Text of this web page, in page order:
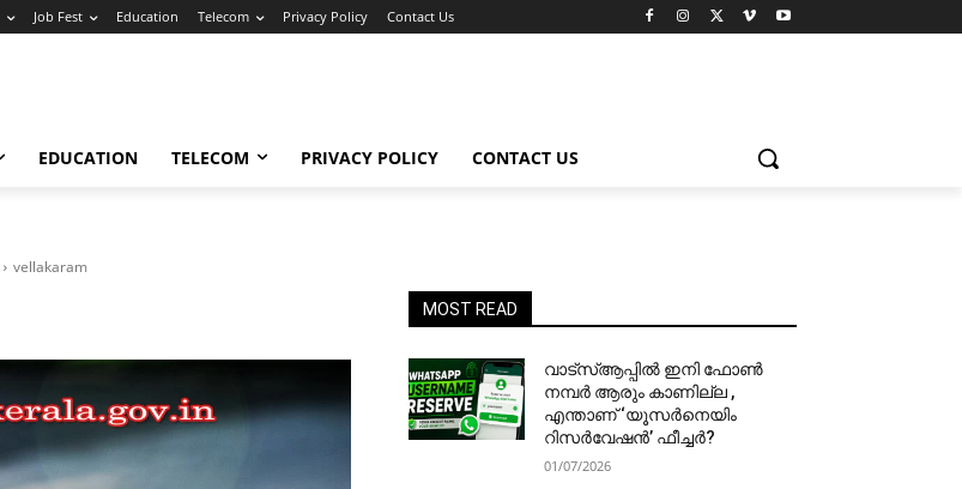
Job Fest Education Telecom Privacy Policy Contact Us
EDUCATION TELECOM PRIVACY POLICY CONTACT US
vellakaram
MOST READ
വാട്‌സ്ആപ്പിൽ ഇനി ഫോൺ
നമ്പർ ആരും കാണില്ല ,
എന്താണ് ‘യൂസർനെയിം
റിസർവേഷൻ’ ഫീച്ചർ?
01/07/2026